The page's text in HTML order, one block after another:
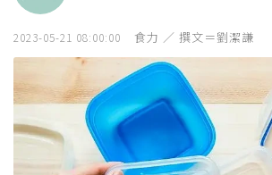
2023-05-21 08:00:00 食力 ／ 撰文＝劉潔謙